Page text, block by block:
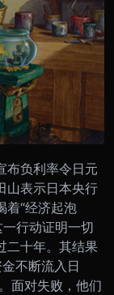
布负利率令日元
山表示日本央行
着“经济起泡
行动证明一切
二十年。其结果
不断流入日
面对失败，他们